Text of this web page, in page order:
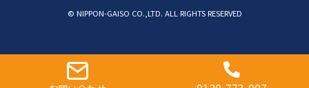
© NIPPON-GAISO CO.,LTD. ALL RIGHTS RESERVED